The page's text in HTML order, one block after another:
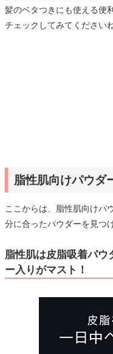
髪のベタつきにも使える便
チェックしてみてくださいね
脂性肌向けパウダ
ここからは、脂性肌向けパ
分に合ったパウダーを見つ
脂性肌は皮脂吸着パウ
ー入りがマスト！